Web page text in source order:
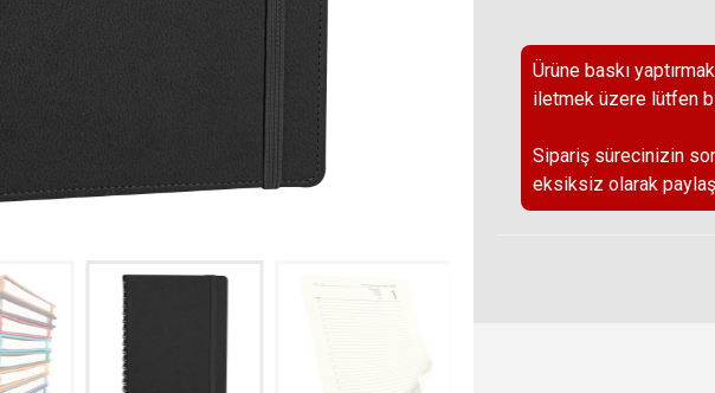
Ürüne baskı
iletmek üzere lütfen
Sipariş sürecinizin
eksiksiz olarak